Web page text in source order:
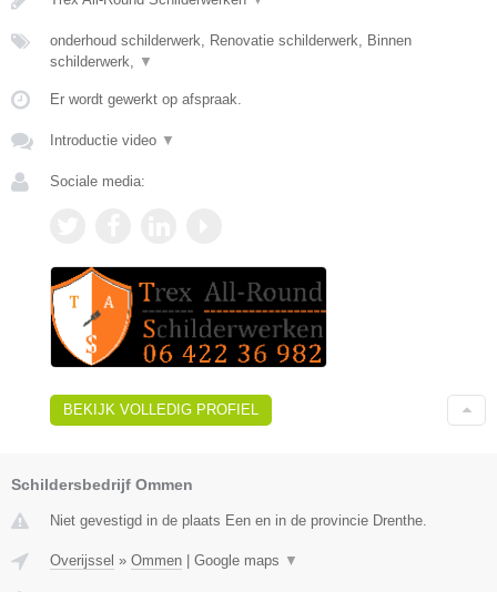
onderhoud schilderwerk, Renovatie schilderwerk, Binnen
schilderwerk,
▼
Er wordt gewerkt op afspraak.
Introductie video ▼
Sociale media:
BEKIJK VOLLEDIG PROFIEL
Schildersbedrijf Ommen
Niet gevestigd in de plaats Een en in de provincie Drenthe.
Overijssel » Ommen Google maps ▼